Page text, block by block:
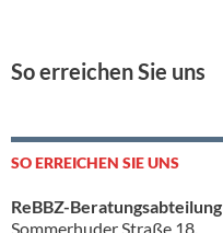
So erreichen Sie uns
SO ERREICHEN SIE UNS
ReBBZ-Beratungsabteilung
Sommerhuder Straße 18,